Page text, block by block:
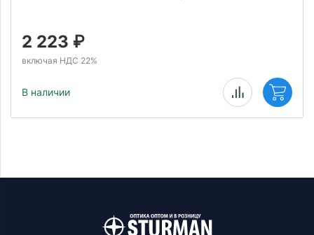
2 223 ₽
включая НДС 22%
В наличии